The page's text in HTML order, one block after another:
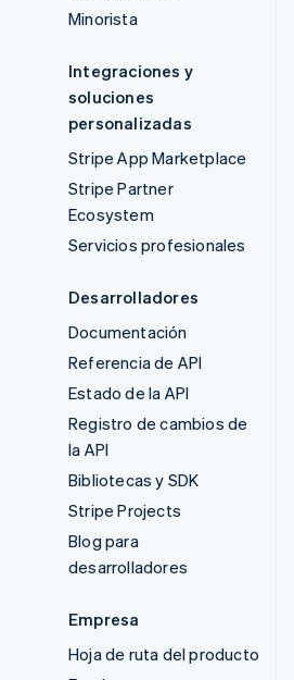
Minorista
Integraciones y
soluciones
personalizadas
Stripe App Marketplace
Stripe Partner
Ecosystem
Servicios profesionales
Desarrolladores
Documentación
Referencia de API
Estado de la API
Registro de cambios de
la API
Bibliotecas y SDK
Stripe Projects
Blog para
desarrolladores
Empresa
Hoja de ruta del producto